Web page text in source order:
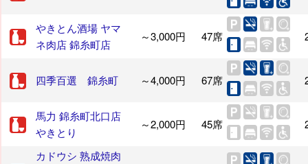
やきとん酒場 ヤマ
ネ肉店 錦糸町店
～3,000円 47席
四季百選 錦糸町 ～4,000円 67席
馬力 錦糸町北口店
やきとり
～2,000円 45席
カドウシ 熟成焼肉